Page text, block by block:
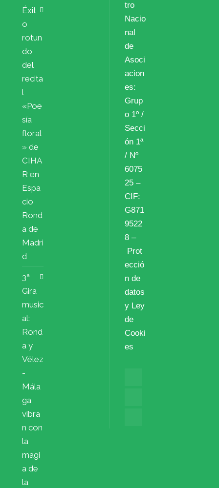
Éxit
o
rotun
do
del
recita
l
«Poe
sía
floral
» de
CIHA
R en
Espa
cio
Rond
a de
Madri
d
3ª
Gira
music
al:
Rond
a y
Vélez
-
Mála
ga
vibra
n con
la
magi
a de
la
tro
Nacio
nal
de
Asoci
acion
es:
Grup
o 1º /
Secci
ón 1ª
/ Nº
6075
25 –
CIF:
G871
9522
8 –
Prot
ecció
n de
datos
y Ley
de
Cooki
es